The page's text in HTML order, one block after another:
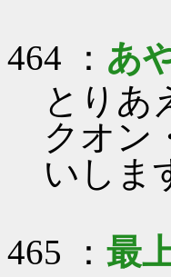
464 ： あ
とりあ
クオン
いしま
465 ： 最